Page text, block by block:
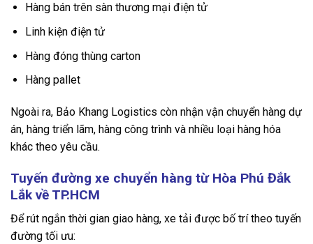
Hàng bán trên sàn thương mại điện tử
Linh kiện điện tử
Hàng đóng thùng carton
Hàng pallet
Ngoài ra, Bảo Khang Logistics còn nhận vận chuyển hàng dự
án, hàng triển lãm, hàng công trình và nhiều loại hàng hóa
khác theo yêu cầu.
Tuyến đường xe chuyển hàng từ Hòa Phú Đắk
Lắk về TP.HCM
Để rút ngắn thời gian giao hàng, xe tải được bố trí theo tuyến
đường tối ưu: